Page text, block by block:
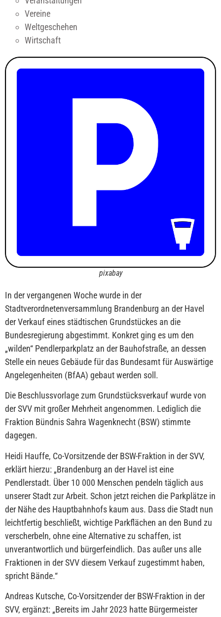
Vereine
Weltgeschehen
Wirtschaft
pixabay
In der vergangenen Woche wurde in der
Stadtverordnetenversammlung Brandenburg an der Havel
der Verkauf eines städtischen Grundstückes an die
Bundesregierung abgestimmt. Konkret ging es um den
„wilden“ Pendlerparkplatz an der Bauhofstraße, an dessen
Stelle ein neues Gebäude für das Bundesamt für Auswärtige
Angelegenheiten (BfAA) gebaut werden soll.
Die Beschlussvorlage zum Grundstücksverkauf wurde von
der SVV mit großer Mehrheit angenommen. Lediglich die
Fraktion Bündnis Sahra Wagenknecht (BSW) stimmte
dagegen.
Heidi Hauffe, Co-Vorsitzende der BSW-Fraktion in der SVV,
erklärt hierzu: „Brandenburg an der Havel ist eine
Pendlerstadt. Über 10 000 Menschen pendeln täglich aus
unserer Stadt zur Arbeit. Schon jetzt reichen die Parkplätze in
der Nähe des Hauptbahnhofs kaum aus. Dass die Stadt nun
leichtfertig beschließt, wichtige Parkflächen an den Bund zu
verscherbeln, ohne eine Alternative zu schaffen, ist
unverantwortlich und bürgerfeindlich. Das außer uns alle
Fraktionen in der SVV diesem Verkauf zugestimmt haben,
spricht Bände.“
Andreas Kutsche, Co-Vorsitzender der BSW-Fraktion in der
SVV, ergänzt: „Bereits im Jahr 2023 hatte Bürgermeister